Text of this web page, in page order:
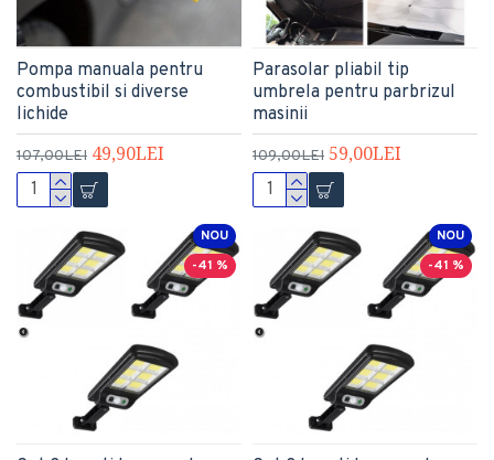
Pompa manuala pentru
combustibil si diverse
lichide
107,00LEI 49,90LEI
Parasolar pliabil tip
umbrela pentru parbrizul
masinii
109,00LEI 59,00LEI
NOU
-41 %
NOU
-41 %